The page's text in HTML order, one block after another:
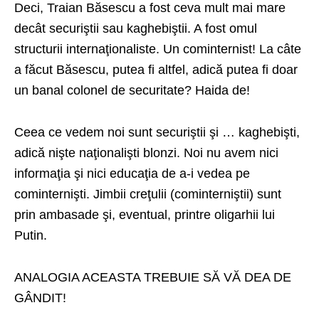
Deci, Traian Băsescu a fost ceva mult mai mare
decât securiştii sau kaghebiştii. A fost omul
structurii internaţionaliste. Un cominternist! La câte
a făcut Băsescu, putea fi altfel, adică putea fi doar
un banal colonel de securitate? Haida de!
Ceea ce vedem noi sunt securiştii şi … kaghebişti,
adică nişte naţionalişti blonzi. Noi nu avem nici
informaţia şi nici educaţia de a-i vedea pe
cominternişti. Jimbii creţulii (cominterniştii) sunt
prin ambasade şi, eventual, printre oligarhii lui
Putin.
ANALOGIA ACEASTA TREBUIE SĂ VĂ DEA DE
GÂNDIT!